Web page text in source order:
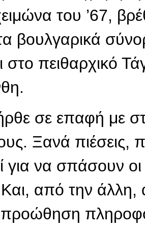
του ’67,
βουλγαρι­κά
στο πειθαρχικό
σε επαφή με
Ξανά πιέσεις,
για να σπάσουν οι
Και, από την
προώθηση